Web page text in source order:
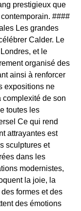
prestigieux que
####
Les grandes
Calder. Le
et le
organisé des
ainsi à renforcer
expositions ne
complexité de son
toutes les
Ce qui rend
attrayantes est
sculptures et
dans les
modernistes,
la joie, la
formes et des
des émotions